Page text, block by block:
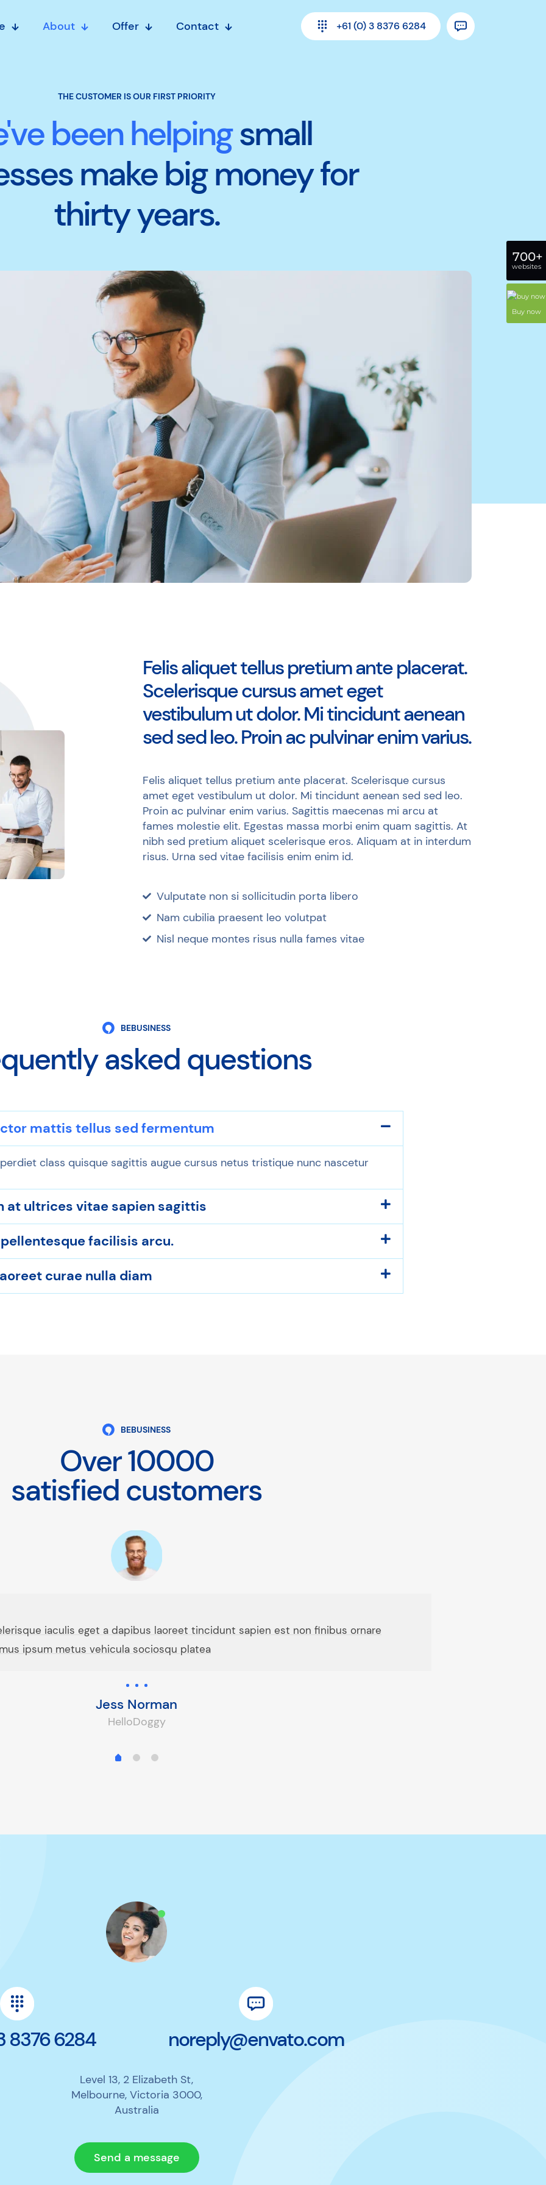
About Offer Contact +61 (0) 3 8376 6284
THE CUSTOMER IS OUR FIRST PRIORITY
been helpingsmall
make big money for
thirty years.
Felis aliquet tellus pretium ante placerat.
Scelerisque cursus amet eget
vestibulum ut dolor. Mi tincidunt aenean
sed sed leo. Proin ac pulvinar enim varius.
Felis aliquet tellus pretium ante placerat. Scelerisque cursus
amet eget vestibulum ut dolor. Mi tincidunt aenean sed sed leo.
Proin ac pulvinar enim varius. Sagittis maecenas mi arcu at
fames molestie elit. Egestas massa morbi enim quam sagittis. At
nibh sed pretium aliquet scelerisque eros. Aliquam at in interdum
risus. Urna sed vitae facilisis enim enim id.
Vulputate non si sollicitudin porta libero
Nam cubilia praesent leo volutpat
Nisl neque montes risus nulla fames vitae
BEBUSINESS
asked questions
mattis tellus sed fermentum
class quisque sagittis augue cursus netus tristique nunc nascetur
at ultrices vitae sapien sagittis
facilisis arcu.
curae nulla diam
BEBUSINESS
Over10000
satisfied customers
iaculis eget a dapibus laoreet tincidunt sapien est non finibus ornare
ipsum metus vehicula sociosqu platea
Jess Norman
HelloDoggy
8376 6284 noreply@envato.com
Level 13, 2 Elizabeth St,
Melbourne, Victoria 3000,
Australia
Send a message
700+
websites
Buy now